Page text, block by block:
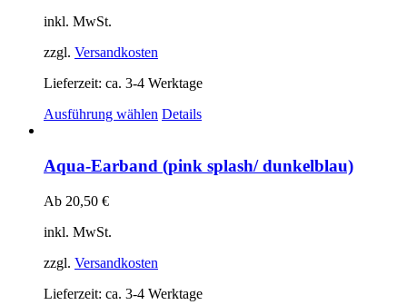
Produktseite
werden
inkl. MwSt.
zzgl. Versandkosten
Lieferzeit: ca. 3-4 Werktage
Ausführung wählen Dieses
mehrere
Varianten
Produktseite
Details
Aqua-Earband (pink splash/ dunkelblau)
Ab 20,50 €
inkl. MwSt.
zzgl. Versandkosten
Lieferzeit: ca. 3-4 Werktage